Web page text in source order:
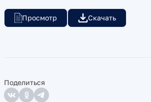
Просмотр Скачать
Поделиться